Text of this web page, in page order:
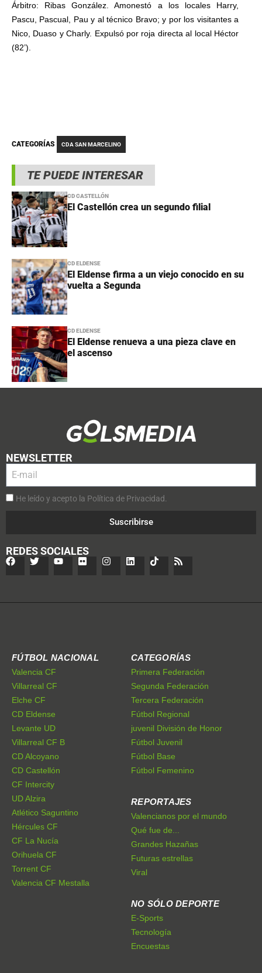
TE PUEDE INTERESAR
CD CASTELLÓN
El Castellón crea un segundo filial
CD ELDENSE
El Eldense firma a un viejo conocido en su
vuelta a Segunda
CD ELDENSE
El Eldense renueva a una pieza clave en
el ascenso
Árbitro: Ribas González. Amonestó a los locales Harry,
Pascu, Pascual, Pau y al técnico Bravo; y por los visitantes a
Nico, Duaso y Charly. Expulsó por roja directa al local Héctor
(82’).
CATEGORÍAS CDA SAN MARCELINO
NEWSLETTER
He leído y acepto la Política de Privacidad.
Suscribirse
REDES SOCIALES
FÚTBOL NACIONAL
Valencia CF
Villarreal CF
Elche CF
CD Eldense
Levante UD
Villarreal CF B
CD Alcoyano
CD Castellón
CF Intercity
UD Alzira
Atlético Saguntino
Hércules CF
CF La Nucía
Orihuela CF
Torrent CF
Valencia CF Mestalla
CATEGORÍAS
Primera Federación
Segunda Federación
Tercera Federación
Fútbol Regional
juvenil División de Honor
Fútbol Juvenil
Fútbol Base
Fútbol Femenino
REPORTAJES
Valencianos por el mundo
Qué fue de...
Grandes Hazañas
Futuras estrellas
Viral
NO SÓLO DEPORTE
E-Sports
Tecnología
Encuestas